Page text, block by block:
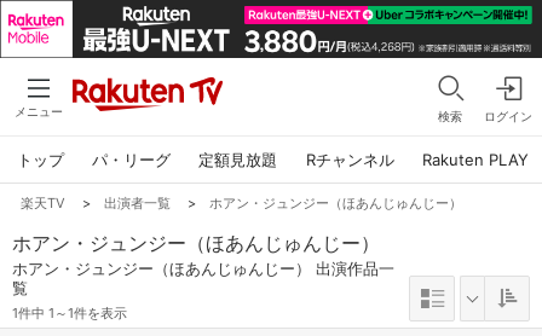
メニュー 検索 ログイン
トップ パ・リーグ 定額見放題 Rチャンネル Rakuten PLAY
楽天TV > 出演者一覧 > ホアン・ジュンジー（ほあんじゅんじー）
ホアン・ジュンジー（ほあんじゅんじー）
ホアン・ジュンジー（ほあんじゅんじー） 出演作品一
覧
1件中 1～1件を表示